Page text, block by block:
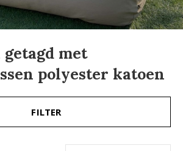
met
polyester katoen
FILTER